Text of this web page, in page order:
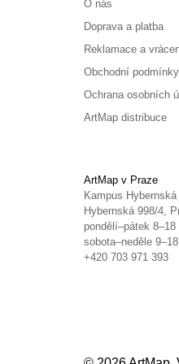
O nás
Doprava a platba
Reklamace a
Obchodní podmínky
Ochrana osobních
ArtMap distribuce
ArtMap v Praze
Kampus Hybernská
Hybernská 998/4,
pondělí–pátek 8–18
sobota–neděle
+420 703 971 393